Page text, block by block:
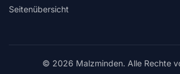
Seitenübersicht
© 2026 Malzminden. Alle Rechte